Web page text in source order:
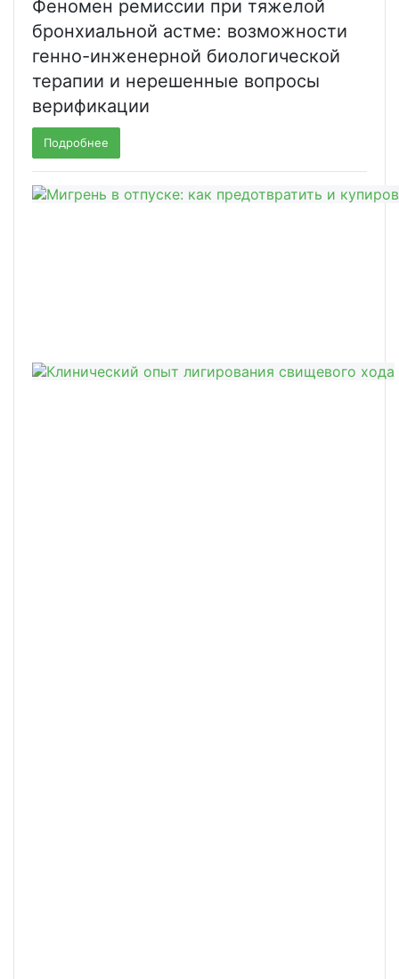
Феномен ремиссии при тяжелой
бронхиальной астме: возможности
генно-инженерной биологической
терапии и нерешенные вопросы
верификации
Подробнее